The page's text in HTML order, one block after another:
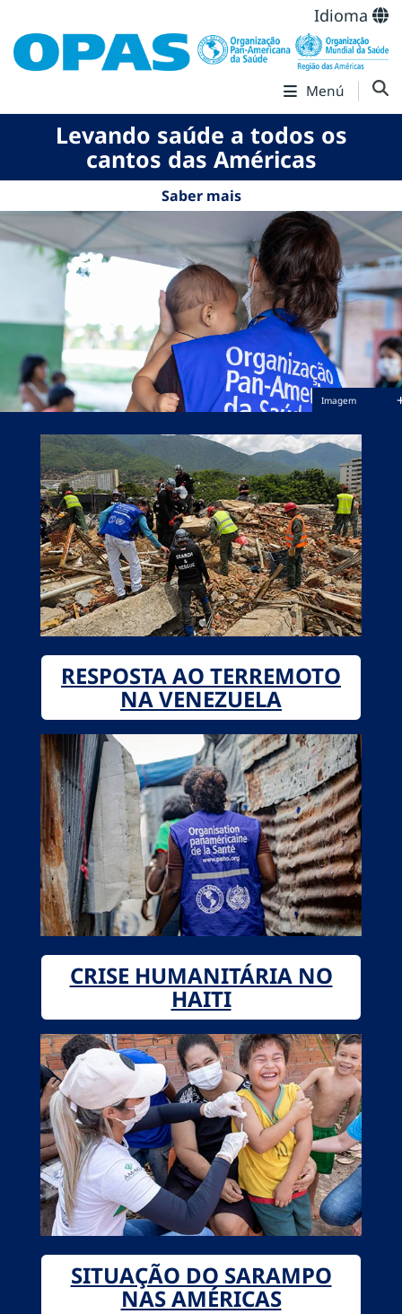
Idioma
Menú
Levando saúde a todos os
cantos das Américas
Saber mais
Imagem
RESPOSTA AO TERREMOTO
NA VENEZUELA
CRISE HUMANITÁRIA NO
HAITI
SITUAÇÃO DO SARAMPO
NAS AMÉRICAS